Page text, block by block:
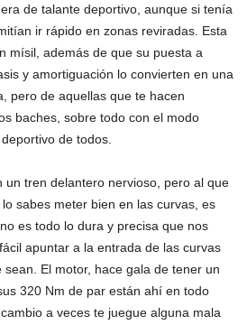
de talante deportivo, aunque si tenía
ir rápido en zonas reviradas. Esta
mísil, además de que su puesta a
y amortiguación lo convierten en una
pero de aquellas que te hacen
baches, sobre todo con el modo
de todos.
un tren delantero nervioso, pero al que
sabes meter bien en las curvas, es
es todo lo dura y precisa que nos
apuntar a la entrada de las curvas
El motor, hace gala de tener un
320 Nm de par están ahí en todo
a veces te juegue alguna mala